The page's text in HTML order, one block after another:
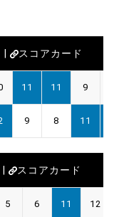
スコアカード
11 11 9
9 8 11
スコアカード
5 6 11 12